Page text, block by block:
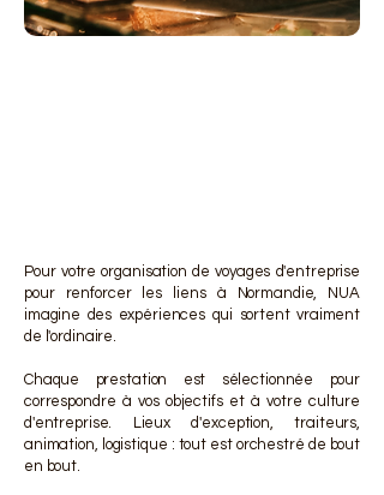
Pour votre organisation de voyages d'entreprise
pour renforcer les liens à Normandie, NUA
imagine des expériences qui sortent vraiment
de l'ordinaire.
Chaque prestation est sélectionnée pour
correspondre à vos objectifs et à votre culture
d'entreprise. Lieux d'exception, traiteurs,
animation, logistique : tout est orchestré de bout
en bout.